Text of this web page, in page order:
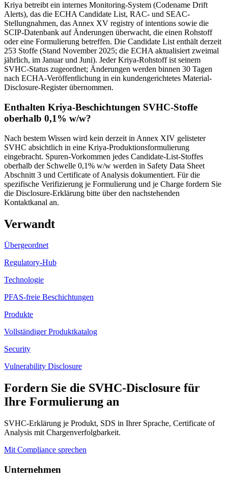
Kriya betreibt ein internes Monitoring-System (Codename Drift
Alerts), das die ECHA Candidate List, RAC- und SEAC-
Stellungnahmen, das Annex XV registry of intentions sowie die
SCIP-Datenbank auf Änderungen überwacht, die einen Rohstoff
oder eine Formulierung betreffen. Die Candidate List enthält derzeit
253 Stoffe (Stand November 2025; die ECHA aktualisiert zweimal
jährlich, im Januar und Juni). Jeder Kriya-Rohstoff ist seinem
SVHC-Status zugeordnet; Änderungen werden binnen 30 Tagen
nach ECHA-Veröffentlichung in ein kundengerichtetes Material-
Disclosure-Register übernommen.
Enthalten Kriya-Beschichtungen SVHC-Stoffe
oberhalb 0,1% w/w?
Nach bestem Wissen wird kein derzeit in Annex XIV gelisteter
SVHC absichtlich in eine Kriya-Produktionsformulierung
eingebracht. Spuren-Vorkommen jedes Candidate-List-Stoffes
oberhalb der Schwelle 0,1% w/w werden in Safety Data Sheet
Abschnitt 3 und Certificate of Analysis dokumentiert. Für die
spezifische Verifizierung je Formulierung und je Charge fordern Sie
die Disclosure-Erklärung bitte über den nachstehenden
Kontaktkanal an.
Verwandt
Übergeordnet
Regulatory-Hub
Technologie
PFAS-freie Beschichtungen
Produkte
Vollständiger Produktkatalog
Security
Vulnerability Disclosure
Fordern Sie die SVHC-Disclosure für
Ihre Formulierung an
SVHC-Erklärung je Produkt, SDS in Ihrer Sprache, Certificate of
Analysis mit Chargenverfolgbarkeit.
Mit Compliance sprechen
Unternehmen